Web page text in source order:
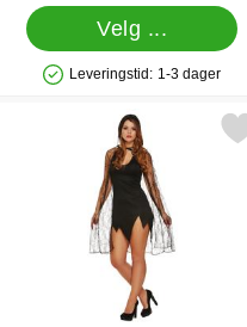
Velg ...
Produkttilgjengelighet: På lager
Leveringstid: 1-3 dager
Merk kappe